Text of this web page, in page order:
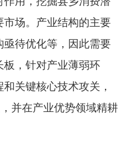
场。产业结构的主要
待优化等，因此需要
，针对产业薄弱环
关键核心技术攻关，
并在产业优势领域精耕